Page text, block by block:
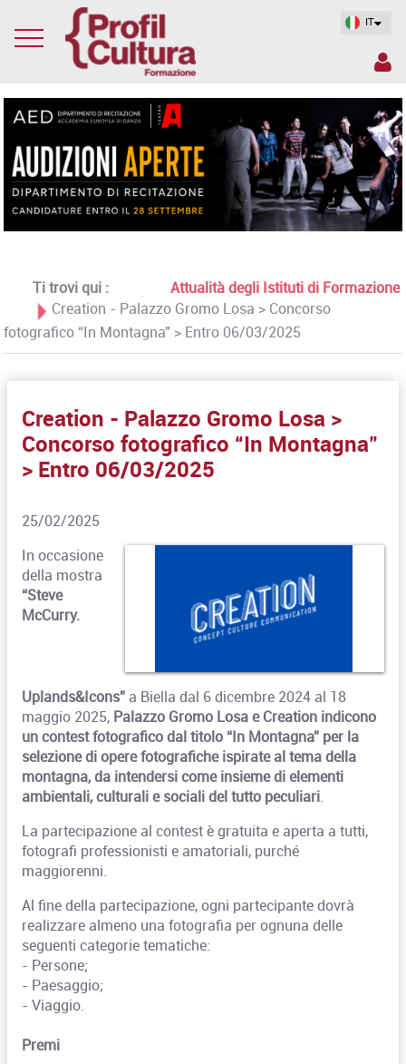
IT
Ti trovi qui :
Attualità degli Istituti di Formazione
Creation - Palazzo Gromo Losa > Concorso
fotografico “In Montagna" > Entro 06/03/2025
Creation - Palazzo Gromo Losa >
Concorso fotografico “In Montagna"
> Entro 06/03/2025
25/02/2025
In occasione
della mostra
“Steve
McCurry.
Uplands&Icons” a Biella dal 6 dicembre 2024 al 18
maggio 2025, Palazzo Gromo Losa e Creation indicono
un contest fotografico dal titolo “In Montagna” per la
selezione di opere fotografiche ispirate al tema della
montagna, da intendersi come insieme di elementi
ambientali, culturali e sociali del tutto peculiari.
La partecipazione al contest è gratuita e aperta a tutti,
fotografi professionisti e amatoriali, purché
maggiorenni.
Al fine della partecipazione, ogni partecipante dovrà
realizzare almeno una fotografia per ognuna delle
seguenti categorie tematiche:
- Persone;
- Paesaggio;
- Viaggio.
Premi